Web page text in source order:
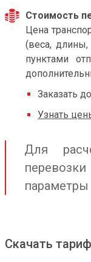
Стоимость
Цена
(веса,
пунктами
Заказать
Узнать
Для
параметры
Скачать